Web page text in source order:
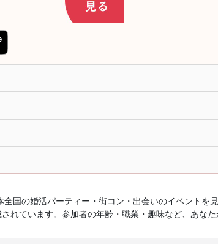
国の婚活パーティー・街コン・出会いのイベントを
れています。参加者の年齢・職業・趣味など、あな